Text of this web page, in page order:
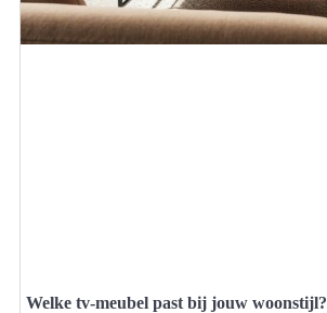
Welke tv-meubel past bij jouw woonstijl?